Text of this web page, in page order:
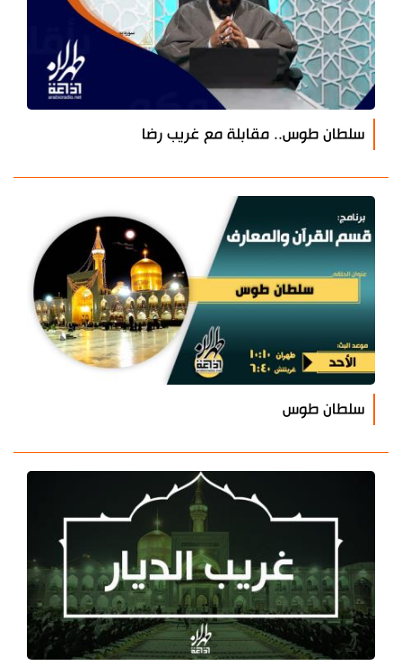
سلطان طوس.. مقابلة مع غريب رضا
سلطان طوس